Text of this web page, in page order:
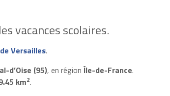
vacances scolaires.
Versailles.
d’Oise (95), en régionÎle-de-France.
km2.